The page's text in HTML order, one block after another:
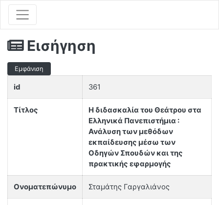
Εισήγηση
Εμφάνιση
id 361
Τίτλος
Η διδασκαλία του Θεάτρου στα
Ελληνικά Πανεπιστήμια :
Ανάλυση των μεθόδων
εκπαίδευσης μέσω των
Οδηγών Σπουδών και της
πρακτικής εφαρμογής
Ονοματεπώνυμο Σταμάτης Γαργαλιάνος